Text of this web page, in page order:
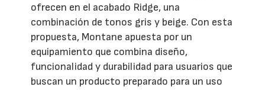
ofrecen en el acabado Ridge, una
combinación de tonos gris y beige. Con esta
propuesta, Montane apuesta por un
equipamiento que combina diseño,
funcionalidad y durabilidad para usuarios que
buscan un producto preparado para un uso